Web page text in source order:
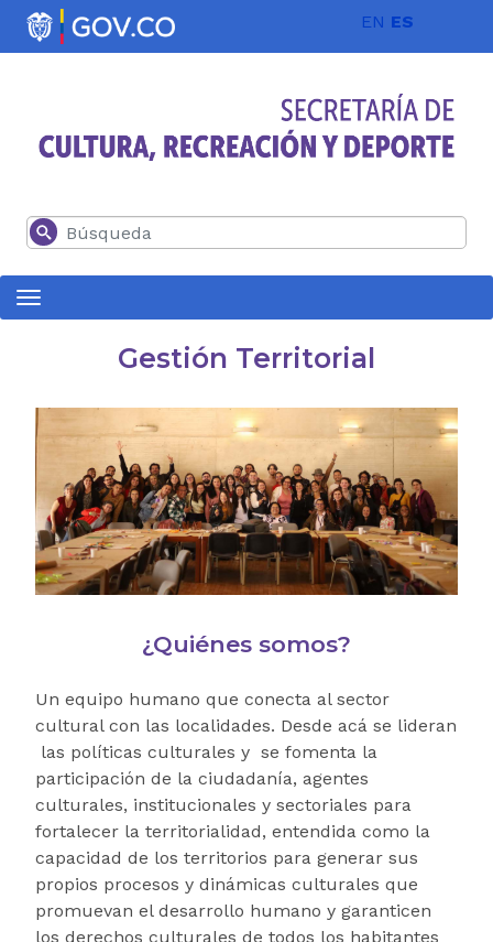
Pasar al contenido principal EN ES
Buscar
Gestión Territorial
¿Quiénes somos?
Un equipo humano que conecta al sector
cultural con las localidades. Desde acá se lideran
las políticas culturales y se fomenta la
participación de la ciudadanía, agentes
culturales, institucionales y sectoriales para
fortalecer la territorialidad, entendida como la
capacidad de los territorios para generar sus
propios procesos y dinámicas culturales que
promuevan el desarrollo humano y garanticen
los derechos culturales de todos los habitantes